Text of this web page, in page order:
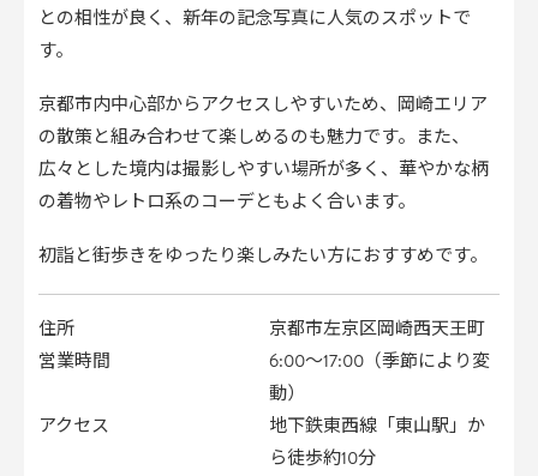
との相性が良く、新年の記念写真に人気のスポットで
す。
京都市内中心部からアクセスしやすいため、岡崎エリア
の散策と組み合わせて楽しめるのも魅力です。また、
広々とした境内は撮影しやすい場所が多く、華やかな柄
の着物やレトロ系のコーデともよく合います。
初詣と街歩きをゆったり楽しみたい方におすすめです。
住所
京都市左京区岡崎西天王町
営業時間
6:00〜17:00（季節により変
動）
アクセス
地下鉄東西線「東山駅」か
ら徒歩約10分